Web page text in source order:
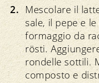
Mescolare il
sale, il pepe e
formaggio da
rösti.
rondelle sottili.
composto e